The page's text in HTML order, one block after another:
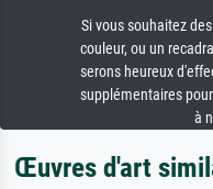
Si vous souhaitez
couleur, ou un
serons heureux
supplémentaires
à
Œuvres d'art